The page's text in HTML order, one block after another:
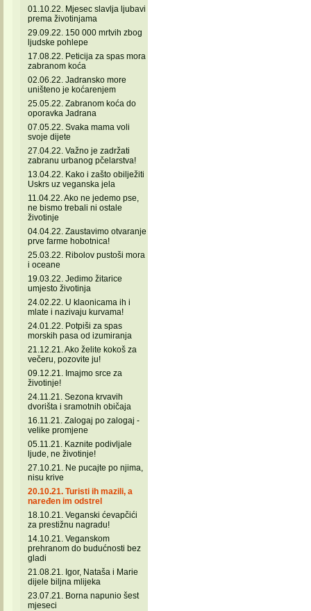
01.10.22. Mjesec slavlja ljubavi
prema životinjama
29.09.22. 150 000 mrtvih zbog
ljudske pohlepe
17.08.22. Peticija za spas mora
zabranom koća
02.06.22. Jadransko more
uništeno je koćarenjem
25.05.22. Zabranom koća do
oporavka Jadrana
07.05.22. Svaka mama voli
svoje dijete
27.04.22. Važno je zadržati
zabranu urbanog pčelarstva!
13.04.22. Kako i zašto obilježiti
Uskrs uz veganska jela
11.04.22. Ako ne jedemo pse,
ne bismo trebali ni ostale
životinje
04.04.22. Zaustavimo otvaranje
prve farme hobotnica!
25.03.22. Ribolov pustoši mora
i oceane
19.03.22. Jedimo žitarice
umjesto životinja
24.02.22. U klaonicama ih i
mlate i nazivaju kurvama!
24.01.22. Potpiši za spas
morskih pasa od izumiranja
21.12.21. Ako želite kokoš za
večeru, pozovite ju!
09.12.21. Imajmo srce za
životinje!
24.11.21. Sezona krvavih
dvorišta i sramotnih običaja
16.11.21. Zalogaj po zalogaj -
velike promjene
05.11.21. Kaznite podivljale
ljude, ne životinje!
27.10.21. Ne pucajte po njima,
nisu krive
20.10.21. Turisti ih mazili, a
naređen im odstrel
18.10.21. Veganski ćevapčići
za prestižnu nagradu!
14.10.21. Veganskom
prehranom do budućnosti bez
gladi
21.08.21. Igor, Nataša i Marie
dijele biljna mlijeka
23.07.21. Borna napunio šest
mjeseci